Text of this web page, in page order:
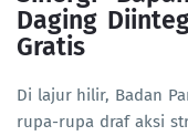
Daging
Gratis
Di lajur hilir, Badan
rupa-rupa draf aksi